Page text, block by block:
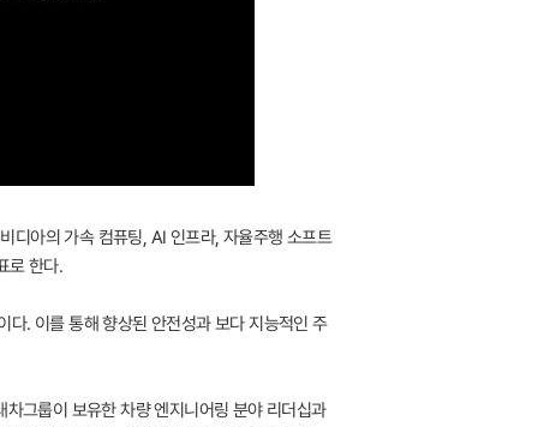
아의 가속 컴퓨팅, AI 인프라, 자율주행 소프트
로 한다.
다. 이를 통해 향상된 안전성과 보다 지능적인 주
그룹이 보유한 차량 엔지니어링 분야 리더십과